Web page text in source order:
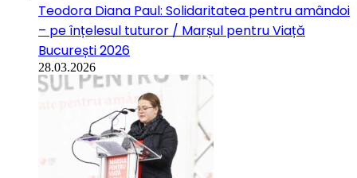
Teodora Diana Paul: Solidaritatea pentru amândoi
– pe înțelesul tuturor / Marșul pentru Viață
București 2026
28.03.2026